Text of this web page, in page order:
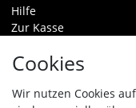
Hilfe
Zur Kasse
Zahlungsarten &
Cookies
Wir nutzen Cookies